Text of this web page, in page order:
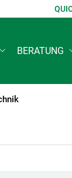
BERATUNG